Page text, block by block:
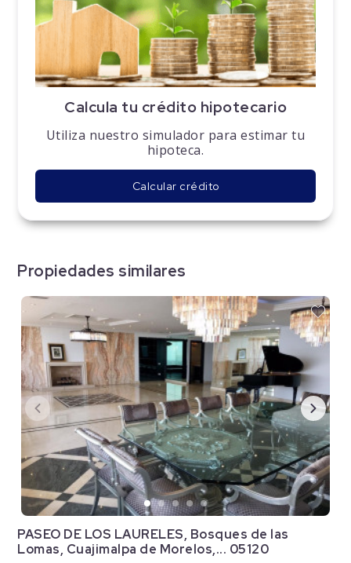
Calcula tu crédito hipotecario
Utiliza nuestro simulador para estimar tu
hipoteca.
Calcular crédito
Propiedades similares
PASEO DE LOS LAURELES, Bosques de las
Lomas, Cuajimalpa de Morelos,... 05120